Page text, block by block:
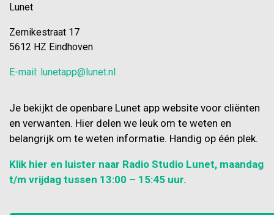
Lunet
Zernikestraat 17
5612 HZ Eindhoven
E-mail: lunetapp@lunet.nl
Je bekijkt de openbare Lunet app website voor cliënten
en verwanten. Hier delen we leuk om te weten en
belangrijk om te weten informatie. Handig op één plek.
Klik hier en luister naar Radio Studio Lunet, maandag
t/m vrijdag tussen 13:00 – 15:45 uur.